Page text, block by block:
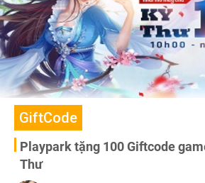
GiftCode
Playpark tặng 100 Giftcode
Thư